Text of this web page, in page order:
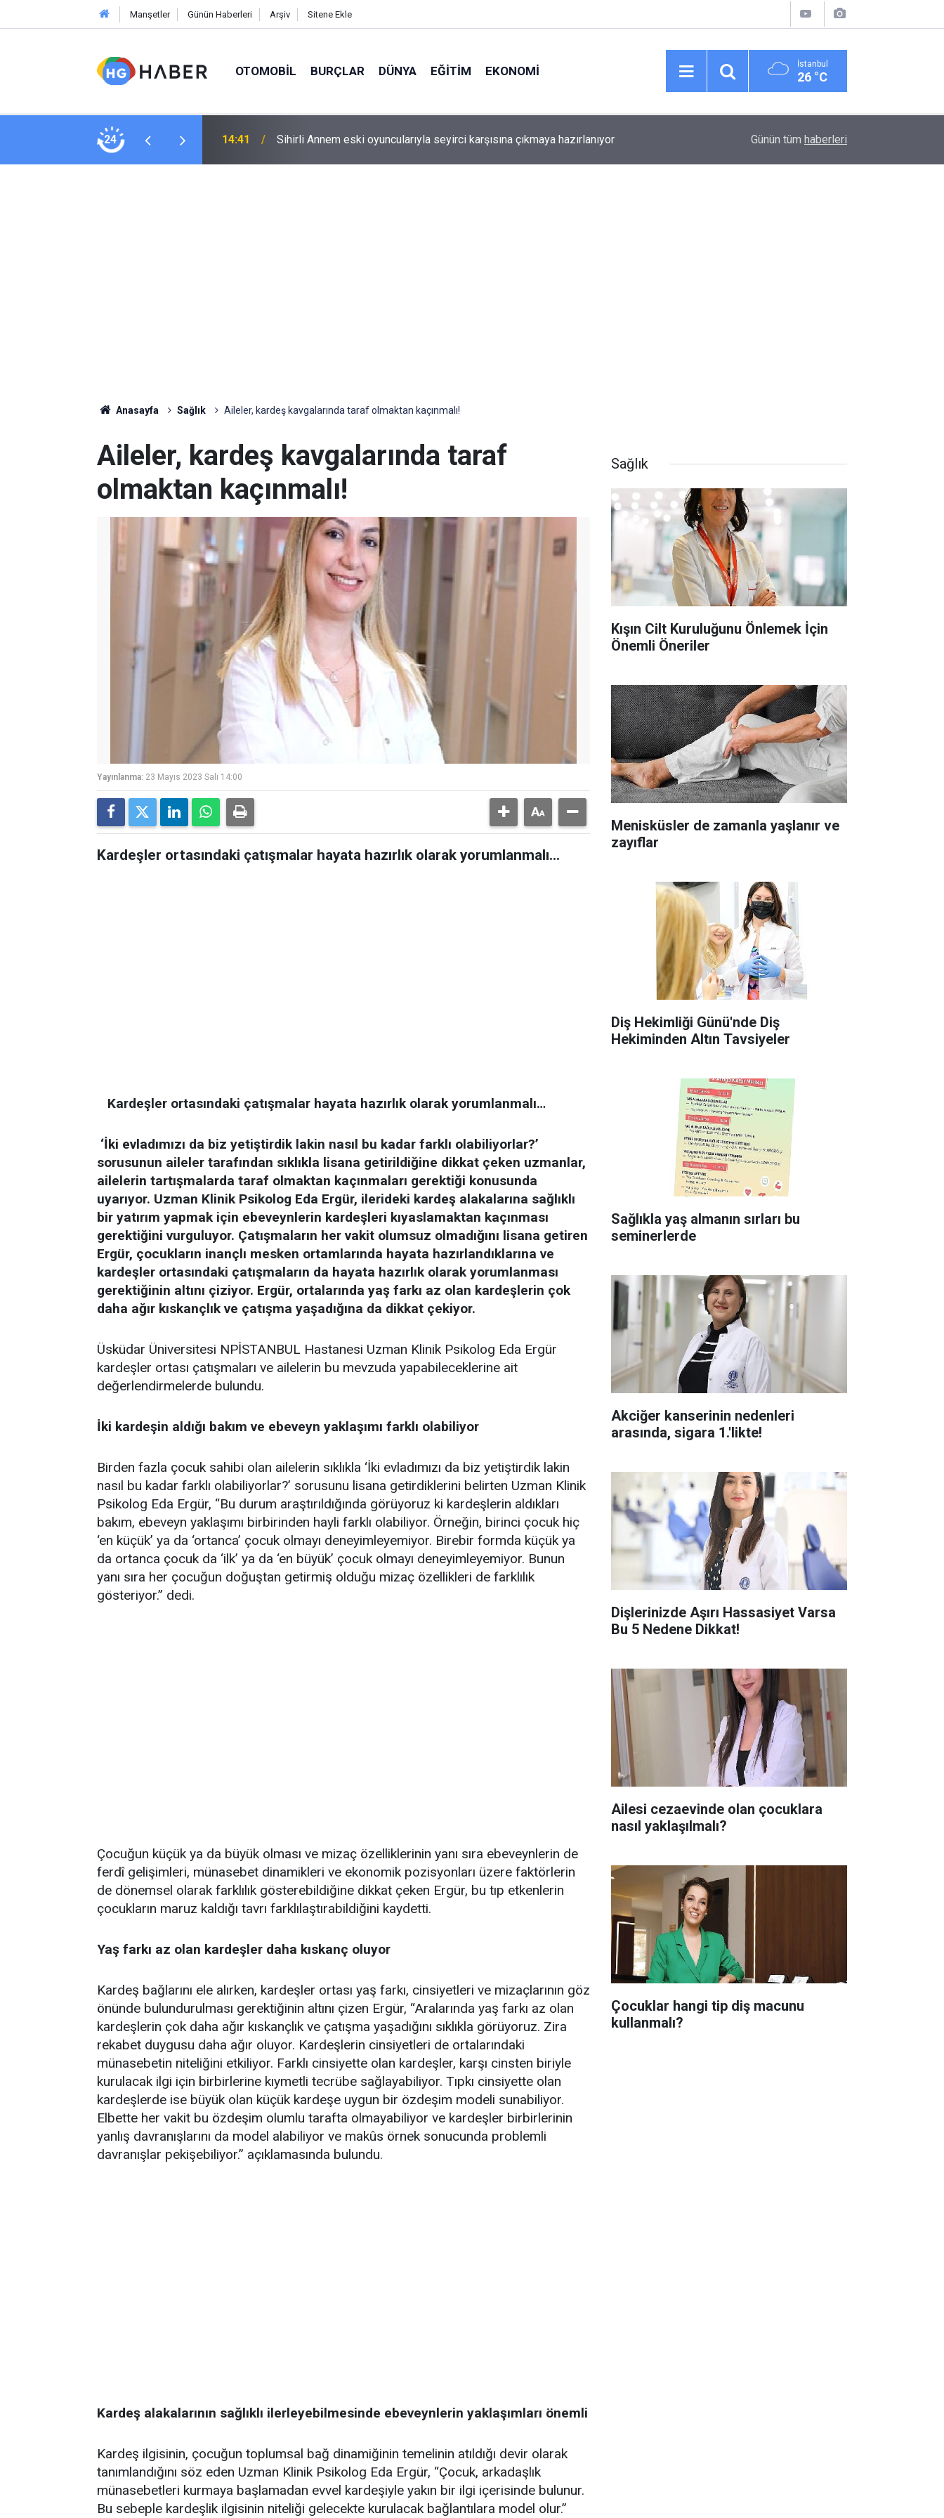
Manşetler Günün Haberleri Arşiv Sitene Ekle
OTOMOBIL BURÇLAR DÜNYA EĞITIM EKONOMI İstanbul
26 °C
24
neden ayrıldığı belli oldu 14:41 Sihirli Annem eski oyuncularıyla seyirci karşısına çıkmaya hazırlanıyor ​2025 Model Citroen, nisan ayında 700.000 TL
Günün tüm haberleri
Anasayfa Sağlık Aileler, kardeş kavgalarında taraf olmaktan kaçınmalı!
Aileler, kardeş kavgalarında taraf
olmaktan kaçınmalı!
Yayınlanma: 23 Mayıs 2023 Salı 14:00
Kardeşler ortasındaki çatışmalar hayata hazırlık olarak yorumlanmalı…
Kardeşler ortasındaki çatışmalar hayata hazırlık olarak yorumlanmalı…
‘İki evladımızı da biz yetiştirdik lakin nasıl bu kadar farklı olabiliyorlar?’
sorusunun aileler tarafından sıklıkla lisana getirildiğine dikkat çeken uzmanlar,
ailelerin tartışmalarda taraf olmaktan kaçınmaları gerektiği konusunda
uyarıyor. Uzman Klinik Psikolog Eda Ergür, ilerideki kardeş alakalarına sağlıklı
bir yatırım yapmak için ebeveynlerin kardeşleri kıyaslamaktan kaçınması
gerektiğini vurguluyor. Çatışmaların her vakit olumsuz olmadığını lisana getiren
Ergür, çocukların inançlı mesken ortamlarında hayata hazırlandıklarına ve
kardeşler ortasındaki çatışmaların da hayata hazırlık olarak yorumlanması
gerektiğinin altını çiziyor. Ergür, ortalarında yaş farkı az olan kardeşlerin çok
daha ağır kıskançlık ve çatışma yaşadığına da dikkat çekiyor.
Üsküdar Üniversitesi NPİSTANBUL Hastanesi Uzman Klinik Psikolog Eda Ergür
kardeşler ortası çatışmaları ve ailelerin bu mevzuda yapabileceklerine ait
değerlendirmelerde bulundu.
İki kardeşin aldığı bakım ve ebeveyn yaklaşımı farklı olabiliyor
Birden fazla çocuk sahibi olan ailelerin sıklıkla ‘İki evladımızı da biz yetiştirdik lakin
nasıl bu kadar farklı olabiliyorlar?’ sorusunu lisana getirdiklerini belirten Uzman Klinik
Psikolog Eda Ergür, “Bu durum araştırıldığında görüyoruz ki kardeşlerin aldıkları
bakım, ebeveyn yaklaşımı birbirinden hayli farklı olabiliyor. Örneğin, birinci çocuk hiç
‘en küçük’ ya da ‘ortanca’ çocuk olmayı deneyimleyemiyor. Birebir formda küçük ya
da ortanca çocuk da ‘ilk’ ya da ‘en büyük’ çocuk olmayı deneyimleyemiyor. Bunun
yanı sıra her çocuğun doğuştan getirmiş olduğu mizaç özellikleri de farklılık
gösteriyor.” dedi.
Çocuğun küçük ya da büyük olması ve mizaç özelliklerinin yanı sıra ebeveynlerin de
ferdî gelişimleri, münasebet dinamikleri ve ekonomik pozisyonları üzere faktörlerin
de dönemsel olarak farklılık gösterebildiğine dikkat çeken Ergür, bu tıp etkenlerin
çocukların maruz kaldığı tavrı farklılaştırabildiğini kaydetti.
Yaş farkı az olan kardeşler daha kıskanç oluyor
Kardeş bağlarını ele alırken, kardeşler ortası yaş farkı, cinsiyetleri ve mizaçlarının göz
önünde bulundurulması gerektiğinin altını çizen Ergür, “Aralarında yaş farkı az olan
kardeşlerin çok daha ağır kıskançlık ve çatışma yaşadığını sıklıkla görüyoruz. Zira
rekabet duygusu daha ağır oluyor. Kardeşlerin cinsiyetleri de ortalarındaki
münasebetin niteliğini etkiliyor. Farklı cinsiyette olan kardeşler, karşı cinsten biriyle
kurulacak ilgi için birbirlerine kıymetli tecrübe sağlayabiliyor. Tıpkı cinsiyette olan
kardeşlerde ise büyük olan küçük kardeşe uygun bir özdeşim modeli sunabiliyor.
Elbette her vakit bu özdeşim olumlu tarafta olmayabiliyor ve kardeşler birbirlerinin
yanlış davranışlarını da model alabiliyor ve makûs örnek sonucunda problemli
davranışlar pekişebiliyor.” açıklamasında bulundu.
Kardeş alakalarının sağlıklı ilerleyebilmesinde ebeveynlerin yaklaşımları önemli
Kardeş ilgisinin, çocuğun toplumsal bağ dinamiğinin temelinin atıldığı devir olarak
tanımlandığını söz eden Uzman Klinik Psikolog Eda Ergür, “Çocuk, arkadaşlık
münasebetleri kurmaya başlamadan evvel kardeşiyle yakın bir ilgi içerisinde bulunur.
Bu sebeple kardeşlik ilgisinin niteliği gelecekte kurulacak bağlantılara model olur.”
Sağlık
Kışın Cilt Kuruluğunu Önlemek İçin
Önemli Öneriler
Menisküsler de zamanla yaşlanır ve
zayıflar
Diş Hekimliği Günü'nde Diş
Hekiminden Altın Tavsiyeler
Sağlıkla yaş almanın sırları bu
seminerlerde
Akciğer kanserinin nedenleri
arasında, sigara 1.'likte!
Dişlerinizde Aşırı Hassasiyet Varsa
Bu 5 Nedene Dikkat!
Ailesi cezaevinde olan çocuklara
nasıl yaklaşılmalı?
Çocuklar hangi tip diş macunu
kullanmalı?